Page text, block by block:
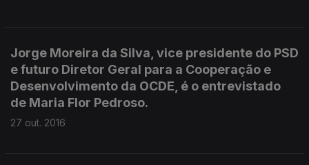
Jorge Moreira da Silva, vice presidente do PSD
e futuro Diretor Geral para a Cooperação e
Desenvolvimento da OCDE, é o entrevistado
de Maria Flor Pedroso.
27 out. 2016